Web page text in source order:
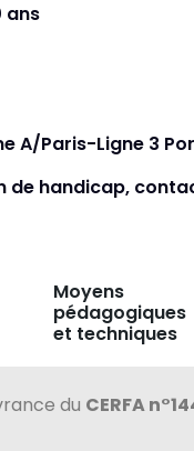
ans
A/Paris-Ligne 3
handicap,
Moyens
pédagogiques
et techniques
du CERFA